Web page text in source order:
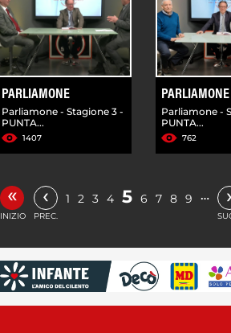
PARLIAMONE
Parliamone - Stagione 3 -
PUNTA...
1407
PARLIAMONE
Parliamone -
PUNTA...
762
«
INIZIO
‹
PREC.
1 2 3 4 5 6 7 8 9 …